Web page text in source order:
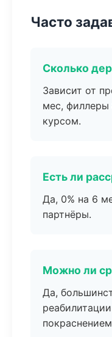
Часто
Сколько
Зависит от
мес,
курсом.
Есть ли
Да, 0% на 6
партнёры.
Можно ли
Да,